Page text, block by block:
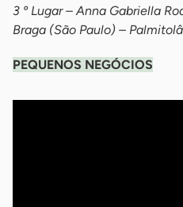
3 º Lugar – Anna Gabriella
Braga (São Paulo) –
PEQUENOS NEGÓCIOS